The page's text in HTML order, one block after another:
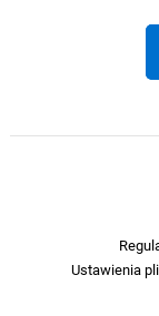
Ustawienia